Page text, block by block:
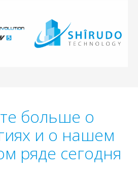
больше о
и о нашем
ряде сегодня